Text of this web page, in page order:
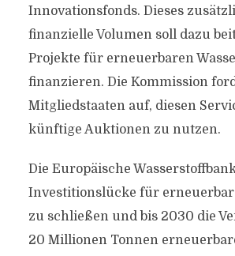
Innovationsfonds. Dieses
finanzielle Volumen soll dazu
Projekte für erneuerbaren
finanzieren. Die Kommission
Mitgliedstaaten auf, diesen
künftige Auktionen zu nutzen.
Die Europäische
Investitionslücke für
zu schließen und bis 2030 die
20 Millionen Tonnen